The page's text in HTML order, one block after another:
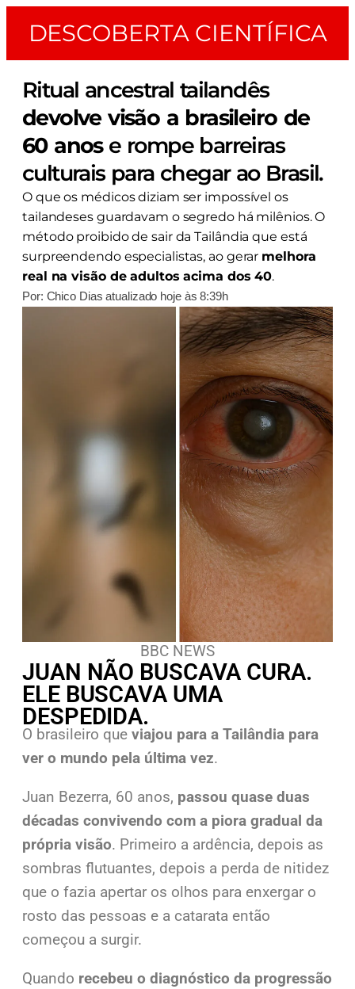
DESCOBERTA CIENTÍFICA
Ritual ancestral tailandês
devolve visão a brasileiro de
60 anose rompe barreiras
culturais para chegar ao Brasil.
O que os médicos diziam ser impossível os
tailandeses guardavam o segredo há milênios. O
método proibido de sair da Tailândia que está
surpreendendo especialistas, ao gerar melhora
real na visão de adultos acima dos 40.
Por: Chico Dias atualizado hoje às 8:39h
BBC NEWS
JUAN NÃO BUSCAVA CURA.
ELE BUSCAVA UMA
DESPEDIDA.
O brasileiro que viajou para a Tailândia para
ver o mundo pela última vez.
Juan Bezerra, 60 anos, passou quase duas
décadas convivendo com a piora gradual da
própria visão. Primeiro a ardência, depois as
sombras flutuantes, depois a perda de nitidez
que o fazia apertar os olhos para enxergar o
rosto das pessoas e a catarata então
começou a surgir.
Quando recebeu o diagnóstico da progressão